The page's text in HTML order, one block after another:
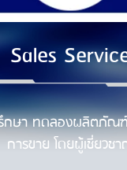
Sales
กษา ทดลองผลิตภัณ
การขาย โดยผู้เชี่ยวช